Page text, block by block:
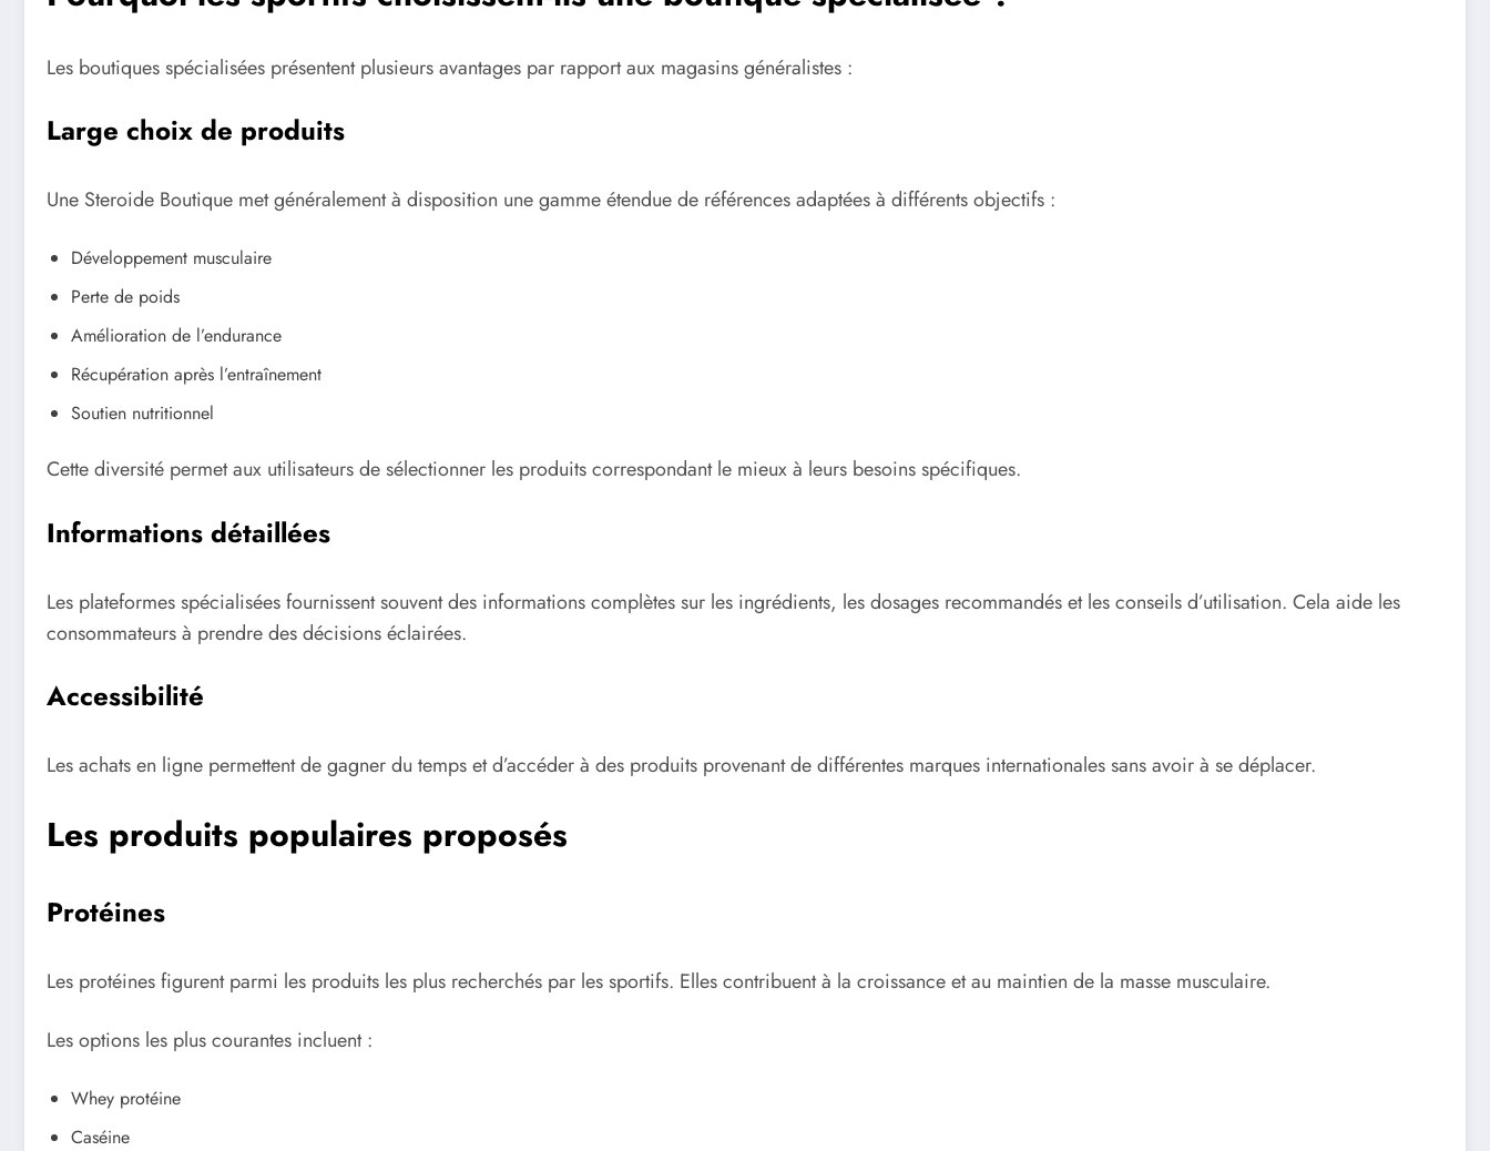
Les boutiques spécialisées présentent plusieurs avantages par rapport aux magasins généralistes :
Large choix de produits
Une Steroide Boutique met généralement à disposition une gamme étendue de références adaptées à différents objectifs :
Développement musculaire
Perte de poids
Amélioration de l’endurance
Récupération après l’entraînement
Soutien nutritionnel
Cette diversité permet aux utilisateurs de sélectionner les produits correspondant le mieux à leurs besoins spécifiques.
Informations détaillées
Les plateformes spécialisées fournissent souvent des informations complètes sur les ingrédients, les dosages recommandés et les conseils d’utilisation. Cela aide les
consommateurs à prendre des décisions éclairées.
Accessibilité
Les achats en ligne permettent de gagner du temps et d’accéder à des produits provenant de différentes marques internationales sans avoir à se déplacer.
Les produits populaires proposés
Protéines
Les protéines figurent parmi les produits les plus recherchés par les sportifs. Elles contribuent à la croissance et au maintien de la masse musculaire.
Les options les plus courantes incluent :
Whey protéine
Caséine